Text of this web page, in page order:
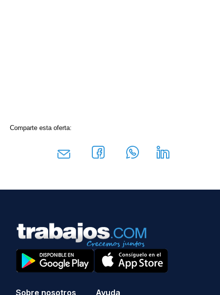
Comparte esta oferta:
Sobre nosotros Ayuda